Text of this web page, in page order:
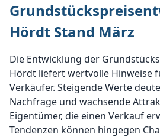
Hördt Stand März
Die Entwicklung der
Hördt liefert wertvolle Hinweise
Verkäufer. Steigende Werte
Nachfrage und wachsende
Eigentümer, die einen Verkauf
Tendenzen können hingegen